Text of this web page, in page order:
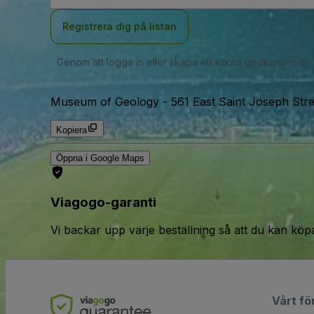
Registrera dig på listan
Genom att logga in eller skapa ett konto godkänner du
Museum of Geology - 561 East Saint Joseph
Kopiera
Öppna i Google Maps
Viagogo-garanti
Vi backar upp varje beställning så att du kan
Vårt